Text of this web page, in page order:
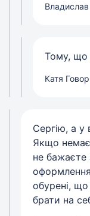
Тому, що
Катя Говор
Сергію, а у
Якщо
не
обурені,
брати на